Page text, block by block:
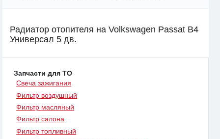
Радиатор отопителя на Volkswagen Passat B4
Универсал 5 дв.
Запчасти для ТО
Свеча зажигания
Фильтр воздушный
Фильтр масляный
Фильтр салона
Фильтр топливный